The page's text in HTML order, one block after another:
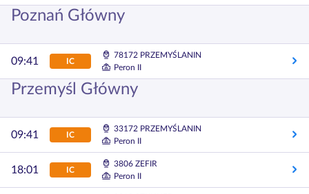
Poznań Główny
09:41 IC
78172 PRZEMYŚLANIN
Peron II
Przemyśl Główny
09:41 IC
33172 PRZEMYŚLANIN
Peron II
18:01 IC
3806 ZEFIR
Peron II